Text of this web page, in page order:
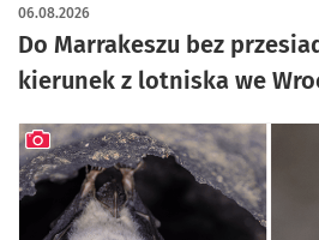
Do Marrakeszu bez
kierunek z lotniska we
06.08.2026